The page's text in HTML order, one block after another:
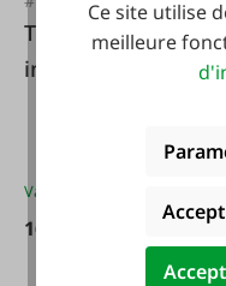
Toria Fût en acier
inoxydable avec
Variantes de
165,00 €*
Ce site utilise
meilleure